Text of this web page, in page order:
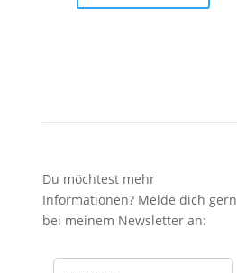
Du möchtest mehr
Informationen? Melde dich gern
bei meinem Newsletter an: